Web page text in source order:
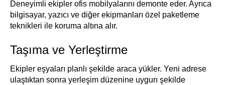
Deneyimli ekipler ofis mobilyalarını demonte eder. Ayrıca
bilgisayar, yazıcı ve diğer ekipmanları özel paketleme
teknikleri ile koruma altına alır.
Taşıma ve Yerleştirme
Ekipler eşyaları planlı şekilde araca yükler. Yeni adrese
ulaştıktan sonra yerleşim düzenine uygun şekilde